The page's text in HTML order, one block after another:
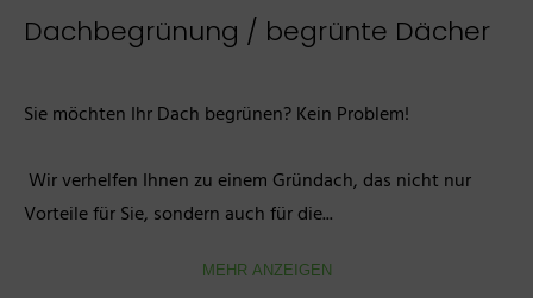
Dachbegrünung / begrünte Dächer
Sie möchten Ihr Dach begrünen? Kein Problem!
Vorteile für Sie, sondern auch für die...
MEHR ANZEIGEN